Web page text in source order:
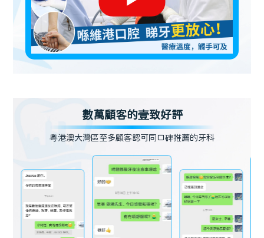
數萬顧客的壹致好評
粵港澳大灣區至多顧客認可同口碑推薦的牙科